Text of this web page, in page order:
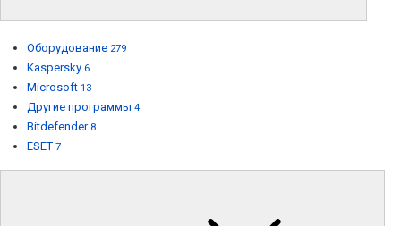
Оборудование 279
Kaspersky 6
Microsoft 13
Другие программы 4
Bitdefender 8
ESET 7